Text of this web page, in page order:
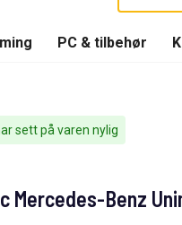
PC & tilbehør
sett på varen nylig
Mercedes-Benz